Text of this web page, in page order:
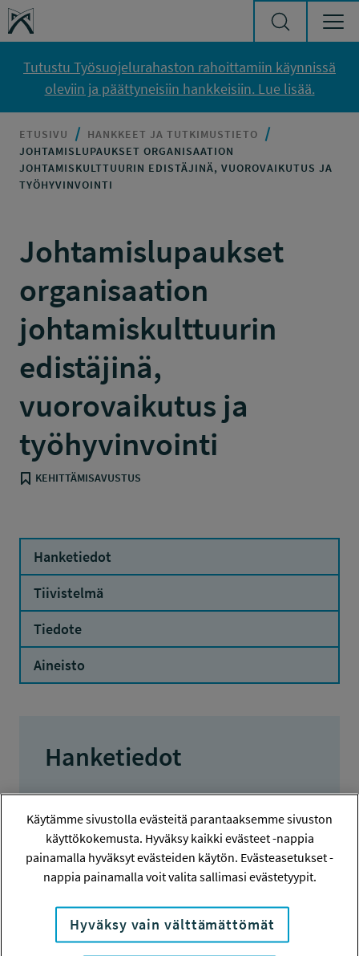
Siirry sisältöön
Työsuojelurahasto
Tutustu Työsuojelurahaston rahoittamiin käynnissä
oleviin ja päättyneisiin hankkeisiin. Lue lisää.
ETUSIVU
HANKKEET JA TUTKIMUSTIETO
JOHTAMISLUPAUKSET ORGANISAATION
JOHTAMISKULTTUURIN EDISTÄJINÄ, VUOROVAIKUTUS JA
TYÖHYVINVOINTI
Johtamislupaukset
organisaation
johtamiskulttuurin
edistäjinä,
vuorovaikutus ja
työhyvinvointi
KEHITTÄMISAVUSTUS
Hanketiedot
Tiivistelmä
Tiedote
Aineisto
Hanketiedot
220150
HAKIJA
Sanoma Media Finland Oy
TOTEUTTAJA
IhanaElo Oy
Käytämme sivustolla evästeitä parantaaksemme sivuston
käyttökokemusta. Hyväksy kaikki evästeet -nappia
painamalla hyväksyt evästeiden käytön. Evästeasetukset -
nappia painamalla voit valita sallimasi evästetyypit.
Hyväksy vain välttämättömät